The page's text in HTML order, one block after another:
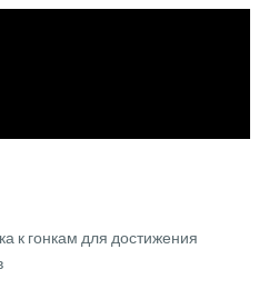
к гонкам для достижения